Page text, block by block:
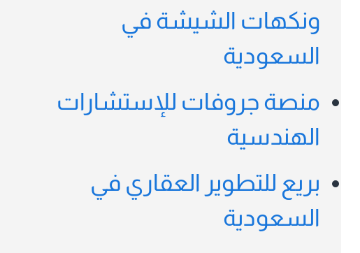
ونكهات الشيشة في
السعودية
منصة جروفات للإستشارات
الهندسية
بريع للتطوير العقاري في
السعودية